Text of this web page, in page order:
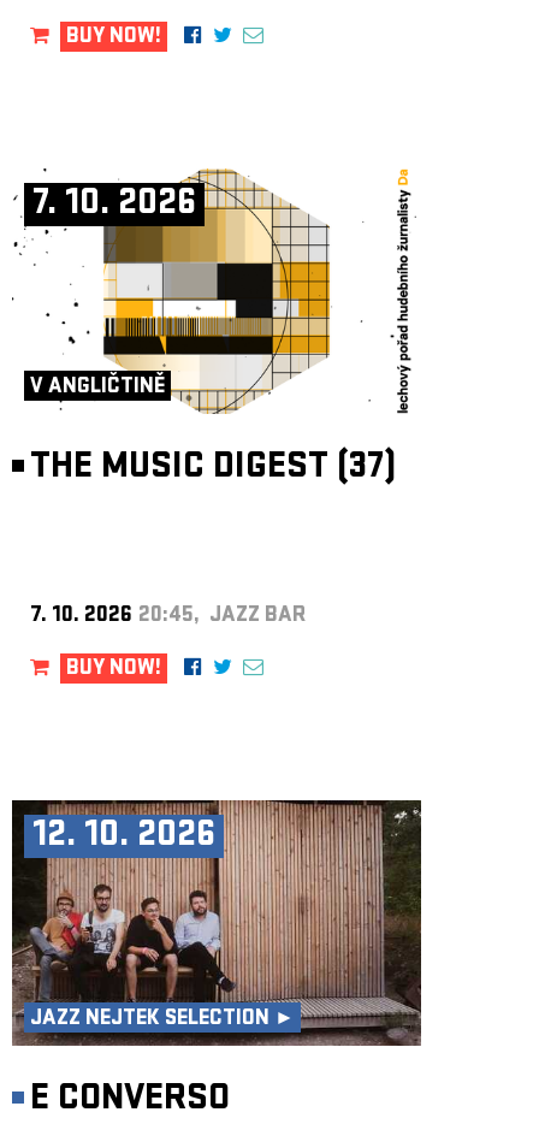
BUY NOW!
7. 10. 2026
V ANGLIČTINĚ
THE MUSIC DIGEST (37)
7. 10. 2026 20:45, JAZZ BAR
BUY NOW!
12. 10. 2026
JAZZ NEJTEK SELECTION ►
E CONVERSO